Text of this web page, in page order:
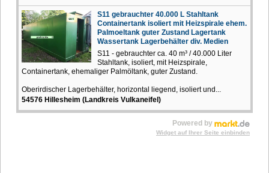
S11 gebrauchter 40.000 L Stahltank
Containertank isoliert mit Heizspirale ehem.
Palmoeltank guter Zustand Lagertank
Wassertank Lagerbehälter div. Medien
S11 - gebrauchter ca. 40 m³ / 40.000 Liter
Stahltank, isoliert, mit Heizspirale,
Containertank, ehemaliger Palmöltank, guter Zustand.
Oberirdischer Lagerbehälter, horizontal liegend, isoliert und...
54576 Hillesheim (Landkreis Vulkaneifel)
Powered by
Widget auf Ihrer Seite einbinden